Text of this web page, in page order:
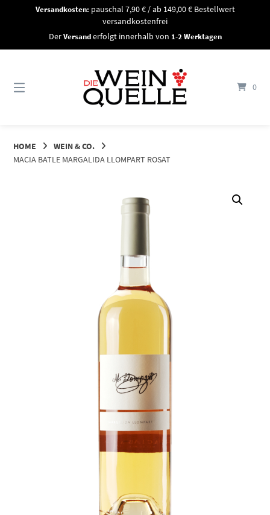
Versandkosten: pauschal 7,90 € / ab 149,00 € Bestellwert
versandkostenfrei
DerVersanderfolgt innerhalb von 1-2 Werktagen
0
HOME
WEIN & CO.
MACIA BATLE MARGALIDA LLOMPART ROSAT